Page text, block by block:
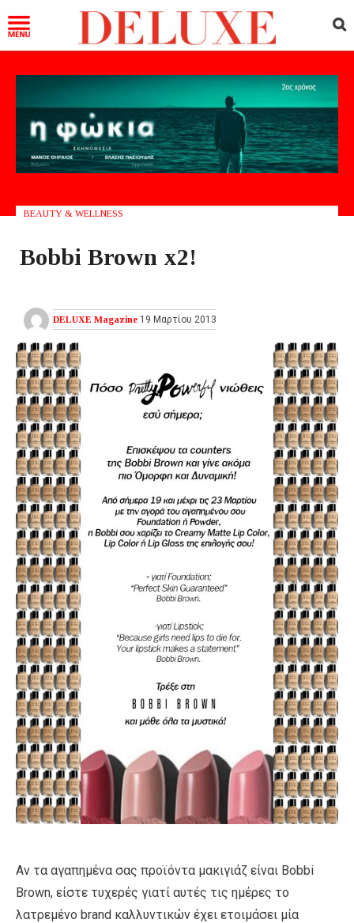
BEAUTY & WELLNESS
Bobbi Brown x2!
DELUXE Magazine 19 Μαρτίου 2013
Αν τα αγαπημένα σας προϊόντα μακιγιάζ είναι Bobbi
Brown, είστε τυχερές γιατί αυτές τις ημέρες το
λατρεμένο brand καλλυντικών έχει ετοιμάσει μία